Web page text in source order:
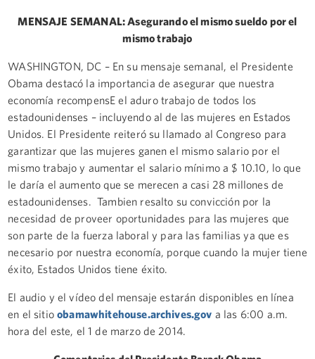
MENSAJE SEMANAL: Asegurando el mismo sueldo por el
mismo trabajo
WASHINGTON, DC – En su mensaje semanal, el Presidente
Obama destacó la importancia de asegurar que nuestra
economía recompensE el aduro trabajo de todos los
estadounidenses – incluyendo al de las mujeres en Estados
Unidos. El Presidente reiteró su llamado al Congreso para
garantizar que las mujeres ganen el mismo salario por el
mismo trabajo y aumentar el salario mínimo a $ 10.10, lo que
le daría el aumento que se merecen a casi 28 millones de
estadounidenses. Tambien resalto su convicción por la
necesidad de proveer oportunidades para las mujeres que
son parte de la fuerza laboral y para las familias ya que es
necesario por nuestra economía, porque cuando la mujer tiene
éxito, Estados Unidos tiene éxito.
El audio y el vídeo del mensaje estarán disponibles en línea
en el sitioobamawhitehouse.archives.gov a las 6:00 a.m.
hora del este, el 1 de marzo de 2014.